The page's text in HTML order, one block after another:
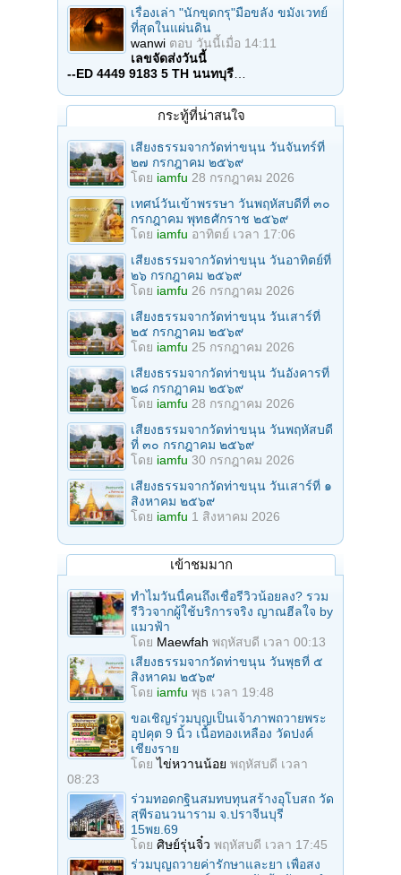
เรื่องเล่า "นักขุดกรุ"มือขลัง ขมังเวทย์
ที่สุดในแผ่นดิน
wanwi ตอบ วันนี้เมื่อ 14:11
เลขจัดส่งวันนี้
--ED 4449 9183 5 TH นนทบุรี…
กระทู้ที่น่าสนใจ
เสียงธรรมจากวัดท่าขนุน วันจันทร์ที่
๒๗ กรกฎาคม ๒๕๖๙
โดย iamfu 28 กรกฎาคม 2026
เทศน์วันเข้าพรรษา วันพฤหัสบดีที่ ๓๐
กรกฎาคม พุทธศักราช ๒๕๖๙
โดย iamfu อาทิตย์ เวลา 17:06
เสียงธรรมจากวัดท่าขนุน วันอาทิตย์ที่
๒๖ กรกฎาคม ๒๕๖๙
โดย iamfu 26 กรกฎาคม 2026
เสียงธรรมจากวัดท่าขนุน วันเสาร์ที่
๒๕ กรกฎาคม ๒๕๖๙
โดย iamfu 25 กรกฎาคม 2026
เสียงธรรมจากวัดท่าขนุน วันอังคารที่
๒๘ กรกฎาคม ๒๕๖๙
โดย iamfu 28 กรกฎาคม 2026
เสียงธรรมจากวัดท่าขนุน วันพฤหัสบดี
ที่ ๓๐ กรกฎาคม ๒๕๖๙
โดย iamfu 30 กรกฎาคม 2026
เสียงธรรมจากวัดท่าขนุน วันเสาร์ที่ ๑
สิงหาคม ๒๕๖๙
โดย iamfu 1 สิงหาคม 2026
เข้าชมมาก
ทำไมวันนี้คนถึงเชื่อรีวิวน้อยลง? รวม
รีวิวจากผู้ใช้บริการจริง ญาณฮีลใจ by
แมวฟ้า
โดย Maewfah พฤหัสบดี เวลา 00:13
เสียงธรรมจากวัดท่าขนุน วันพุธที่ ๕
สิงหาคม ๒๕๖๙
โดย iamfu พุธ เวลา 19:48
ขอเชิญร่วมบุญเป็นเจ้าภาพถวายพระ
อุปคุต 9 นิ้ว เนื้อทองเหลือง วัดปงค์
เชียงราย
โดยไข่หวานน้อย พฤหัสบดี เวลา
08:23
ร่วมทอดกฐินสมทบทุนสร้างอุโบสถ วัด
สุพีรอนวนาราม จ.ปราจีนบุรี
15พย.69
โดย ศิษย์รุ่นจิ๋ว พฤหัสบดี เวลา 17:45
ร่วมบุญถวายค่ารักษาและยา เพื่อสง